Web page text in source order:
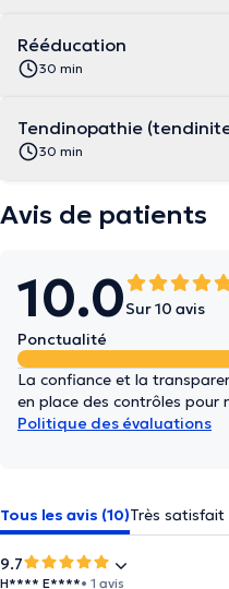
Rééducation
30 min
Tendinopathie
30 min
Avis de patients
10.0Sur 10 avis
Ponctualité
La confiance et la
en place des contrôles pour
Politique des évaluations
Tous les avis (10)Très satisfait
9.7
H**** E****• 1 avis